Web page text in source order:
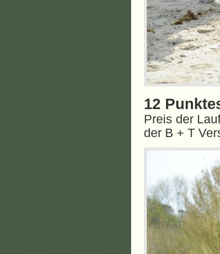
12
Preis der
der B + T